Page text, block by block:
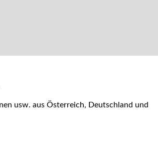
usw. aus Österreich, Deutschland und